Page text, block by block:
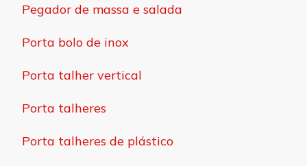
Pegador de massa e salada
Porta bolo de inox
Porta talher vertical
Porta talheres
Porta talheres de plástico